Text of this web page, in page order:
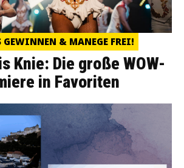
GEWINNEN & MANEGE FREI!
Knie: Die große WOW-
in Favoriten